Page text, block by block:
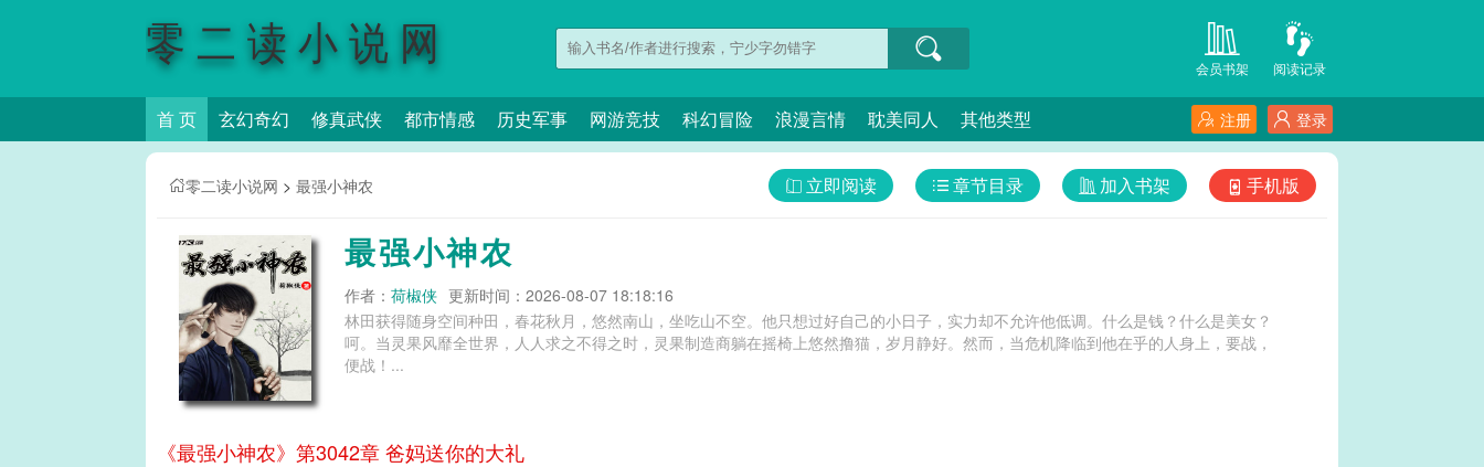
零二读小说网 阅读记录
会员书架
首 页 玄幻奇幻 修真武侠 都市情感 历史军事 网游竞技 科幻冒险 浪漫言情 耽美同人 其他类型 登录
注册
零二读小说网 > 最强小神农 手机版
加入书架
章节目录
立即阅读
最强小神农
作者： 荷椒侠 更新时间：2026-08-07 18:18:16
林田获得随身空间种田，春花秋月，悠然南山，坐吃山不空。他只想过好自己的小日子，实力却不允许他低调。什么是钱？什么是美女？
呵。当灵果风靡全世界，人人求之不得之时，灵果制造商躺在摇椅上悠然撸猫，岁月静好。然而，当危机降临到他在乎的人身上，要战，
便战！...
《最强小神农》第3042章 爸妈送你的大礼